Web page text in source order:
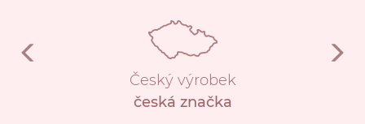
Český výrobek
česká značka